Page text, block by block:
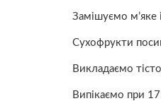
Замішуємо м’яке
Сухофрукти
Викладаємо
Випікаємо при